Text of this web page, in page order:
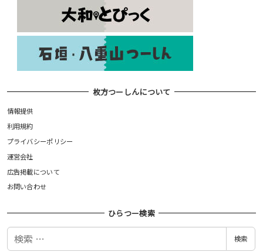
枚方つーしんについて
情報提供
利用規約
プライバシーポリシー
運営会社
広告掲載について
お問い合わせ
ひらつー検索
検
検索